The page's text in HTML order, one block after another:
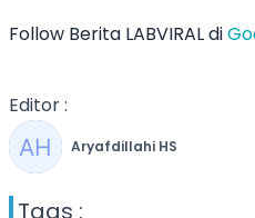
Follow Berita LABVIRAL di
Editor :
Aryafdillahi HS
Tags :